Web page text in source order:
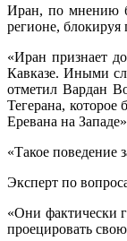
Иран, по мнению
регионе, блокируя
«Иран признает
Кавказе. Иными
отметил Вардан
Тегерана,
Еревана на
«Такое поведение
Эксперт по
«Они фактически
проецировать